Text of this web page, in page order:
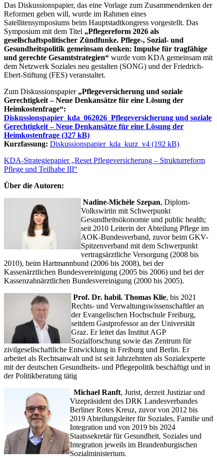
Das Diskussionspapier, das eine Vorlage zum Zusammendenken der
Reformen geben will, wurde im Rahmen eines
Satellitensymposiums beim Hauptstadtkongress vorgestellt. Das
Symposium mit dem Titel „Pflegereform 2026 als
gesellschaftspolitischer Zündfunke. Pflege-, Sozial- und
Gesundheitspolitik gemeinsam denken: Impulse für tragfähige
und gerechte Gesamtstrategien“ wurde vom KDA gemeinsam mit
dem Netzwerk Soziales neu gestalten (SONG) und der Friedrich-
Ebert-Stiftung (FES) veranstaltet.
Zum Diskussionspapier „Pflegeversicherung und soziale
Gerechtigkeit – Neue Denkansätze für eine Lösung der
Heimkostenfrage“:
Diskussionspapier_kda_062026_Pflegeversicherung und soziale
Gerechtigkeit – Neue Denkansätze für eine Lösung der
Heimkostenfrage
Kurzfassung: Diskussionspapier_kda_kurz_v4
KDA-Strategiepapier „Reset Pflegeversicherung – Strukturreform
Pflege und Teilhabe III“
Über die Autoren:
Nadine-Michèle Szepan, Diplom-
Volkswirtin mit Schwerpunkt
Gesundheitsökonomie und public health;
seit 2010 Leiterin der Abteilung Pflege im
AOK-Bundesverband, zuvor beim GKV-
Spitzenverband mit dem Schwerpunkt
vertragsärztliche Versorgung (2008 bis
2010), beim Hartmannbund (2006 bis 2008), bei der
Kassenärztlichen Bundesvereinigung (2005 bis 2006) und bei der
Kassenzahnärztlichen Bundesvereinigung (2000 bis 2005).
Prof. Dr. habil. Thomas Klie, bis 2021
Rechts- und Verwaltungswissenschaftler an
der Evangelischen Hochschule Freiburg,
seitdem Gastprofessor an der Universität
Graz. Er leitet das Institut AGP
Sozialforschung sowie das Zentrum für
zivilgesellschaftliche Entwicklung in Freiburg und Berlin. Er
arbeitet als Rechtsanwalt und ist seit Jahrzehnten als Sozialexperte
mit der deutschen Gesundheits- und Pflegepolitik beschäftigt und in
der Politikberatung tätig
Michael Ranft, Jurist, derzeit Justiziar und
Vizepräsident des DRK Landesverbandes
Berliner Rotes Kreuz, zuvor von 2012 bis
2019 Abteilungsleiter für Soziales, Familie und
Integration und von 2019 bis 2024
Staatssekretär für Gesundheit, Soziales und
Integration jeweils im Brandenburgischen
Sozialministerium.